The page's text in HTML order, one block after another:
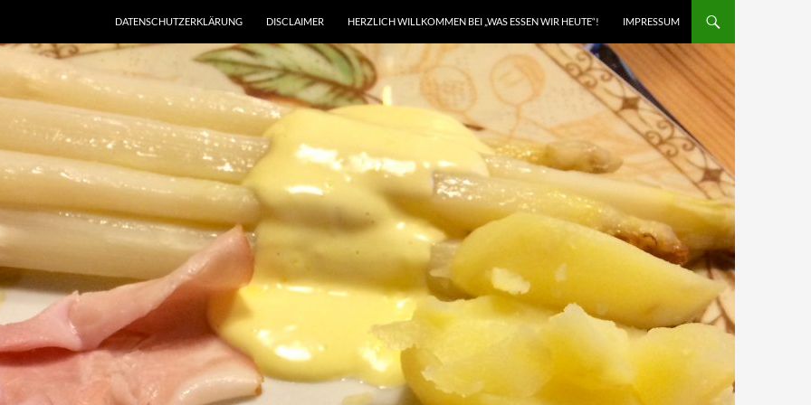
DATENSCHUTZERKLÄRUNG DISCLAIMER HERZLICH WILLKOMMEN BEI „WAS ESSEN WIR HEUTE“! IMPRESSUM